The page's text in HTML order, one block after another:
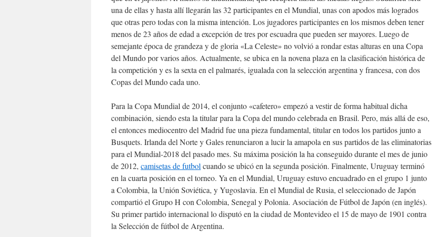
una de ellas y hasta allí llegarán las 32 participantes en el Mundial, unas con apodos más logrados
que otras pero todas con la misma intención. Los jugadores participantes en los mismos deben tener
menos de 23 años de edad a excepción de tres por escuadra que pueden ser mayores. Luego de
semejante época de grandeza y de gloria «La Celeste» no volvió a rondar estas alturas en una Copa
del Mundo por varios años. Actualmente, se ubica en la novena plaza en la clasificación histórica de
la competición y es la sexta en el palmarés, igualada con la selección argentina y francesa, con dos
Copas del Mundo cada uno.
Para la Copa Mundial de 2014, el conjunto «cafetero» empezó a vestir de forma habitual dicha
combinación, siendo esta la titular para la Copa del mundo celebrada en Brasil. Pero, más allá de eso,
el entonces mediocentro del Madrid fue una pieza fundamental, titular en todos los partidos junto a
Busquets. Irlanda del Norte y Gales renunciaron a lucir la amapola en sus partidos de las eliminatorias
para el Mundial-2018 del pasado mes. Su máxima posición la ha conseguido durante el mes de junio
de 2012, camisetas de futbol cuando se ubicó en la segunda posición. Finalmente, Uruguay terminó
en la cuarta posición en el torneo. Ya en el Mundial, Uruguay estuvo encuadrado en el grupo 1 junto
a Colombia, la Unión Soviética, y Yugoslavia. En el Mundial de Rusia, el seleccionado de Japón
compartió el Grupo H con Colombia, Senegal y Polonia. Asociación de Fútbol de Japón (en inglés).
Su primer partido internacional lo disputó en la ciudad de Montevideo el 15 de mayo de 1901 contra
la Selección de fútbol de Argentina.